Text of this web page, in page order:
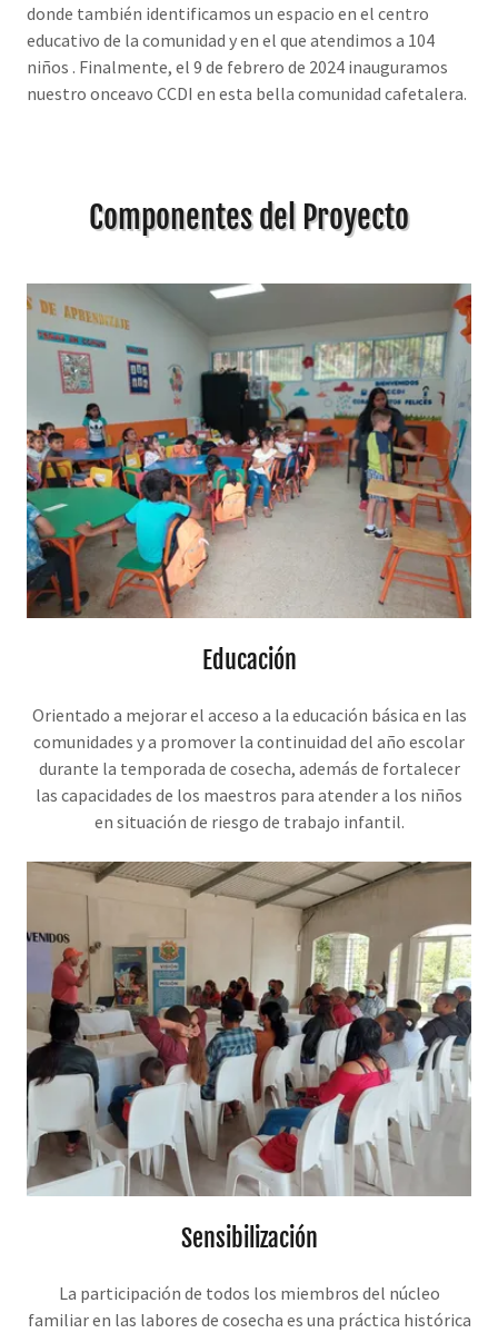
donde también identificamos un espacio en el centro
educativo de la comunidad y en el que atendimos a 104
niños . Finalmente, el 9 de febrero de 2024 inauguramos
nuestro onceavo CCDI en esta bella comunidad cafetalera.
Componentes del Proyecto
Educación
Orientado a mejorar el acceso a la educación básica en las
comunidades y a promover la continuidad del año escolar
durante la temporada de cosecha, además de fortalecer
las capacidades de los maestros para atender a los niños
en situación de riesgo de trabajo infantil.
Sensibilización
La participación de todos los miembros del núcleo
familiar en las labores de cosecha es una práctica histórica